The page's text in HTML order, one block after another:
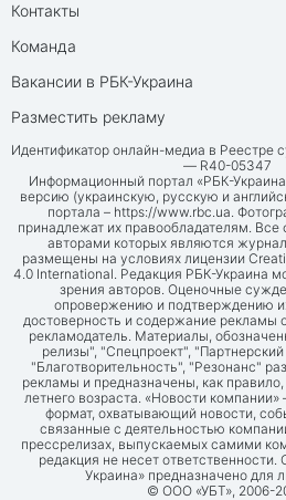
Контакты
Команда
Вакансии в РБК-Украина
Разместить рекламу
Идентификатор онлайн-медиа в Реестре
— R40-05347
Информационный портал «РБК-
версию (украинскую, русскую и
портала – https://www.rbc.ua.
принадлежат их правообладателям. Все
авторами которых являются
размещены на условиях лицензии
4.0 International. Редакция РБК-Украина
зрения авторов. Оценочные
опровержению и подтверждению
достоверность и содержание рекламы
рекламодатель. Материалы,
релизы", "Спецпроект",
"Благотворительность", "Резонанс"
рекламы и предназначены, как
летнего возраста. «Новости
формат, охватывающий новости,
связанные с деятельностью
прессрелизах, выпускаемых самими
редакция не несет
Украина» предназначено для
© ООО «УБТ», 2006-